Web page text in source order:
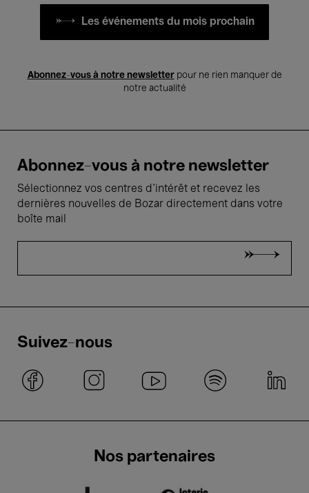
Les événements du mois prochain
Abonnez-vous à notre newsletterpour ne rien manquer de
notre actualité
Abonnez-vous à notre newsletter
Sélectionnez vos centres d'intérêt et recevez les
dernières nouvelles de Bozar directement dans votre
boîte mail
Suivez-nous
Nos partenaires